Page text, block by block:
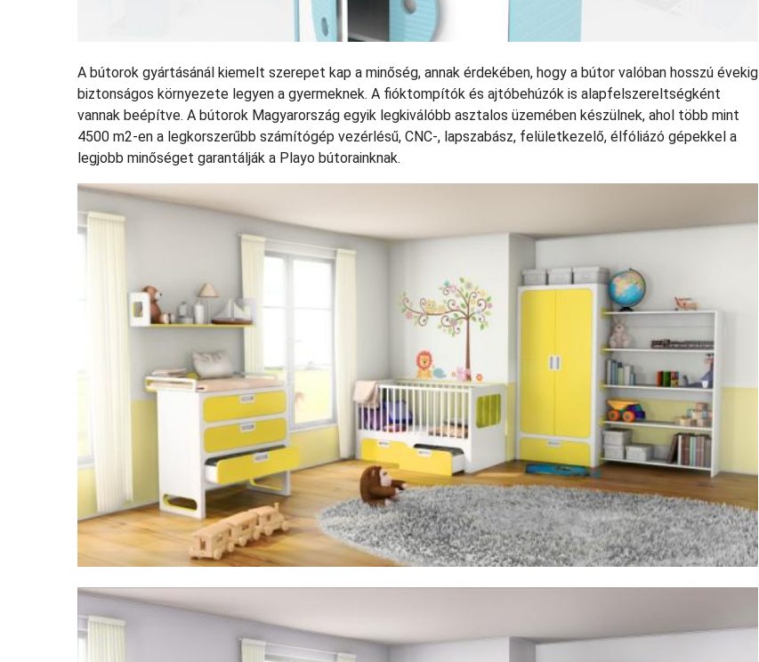
A bútorok gyártásánál kiemelt szerepet kap a minőség, annak érdekében, hogy a bútor valóban hosszú évekig
biztonságos környezete legyen a gyermeknek. A fióktompítók és ajtóbehúzók is alapfelszereltségként
vannak beépítve. A bútorok Magyarország egyik legkiválóbb asztalos üzemében készülnek, ahol több mint
4500 m2-en a legkorszerűbb számítógép vezérlésű, CNC-, lapszabász, felületkezelő, élfóliázó gépekkel a
legjobb minőséget garantálják a Playo bútorainknak.